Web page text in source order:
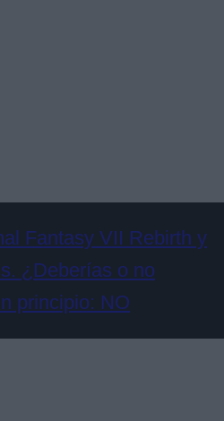
Fantasy VII Rebirth y
¿Deberías o no
principio: NO